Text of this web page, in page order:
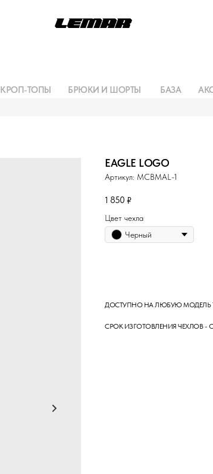
БАЗА
БРЮКИ И ШОРТЫ
КРОП-ТОПЫ
EAGLE LOGO
Артикул: MCBMAL-1
1 850 ₽
Цвет чехла
Черный
ДОСТУПНО НА ЛЮБУЮ МОДЕЛЬ
СРОК ИЗГОТОВЛЕНИЯ ЧЕХЛОВ -